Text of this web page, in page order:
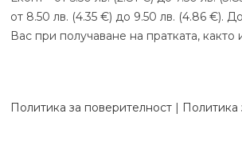
от 8.50 лв. (4.35 €) до 9.50 лв. (4.86 €).
Вас при получаване на пратката, както
Политика за поверителност | Политика